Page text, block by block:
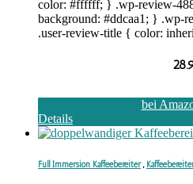
color: #ffffff; } .wp-review-
background: #ddcaa1; } .wp-
.user-review-title { color:
bei
Details
Full Immersion Kaffeebereiter,